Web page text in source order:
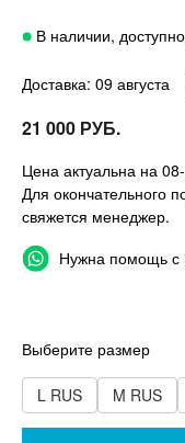
В наличии,
Доставка: 09 августа
21 000 РУБ.
Цена актуальна на
Для окончательного
свяжется менеджер.
Нужна помощь
Выберите размер
L RUS M RUS